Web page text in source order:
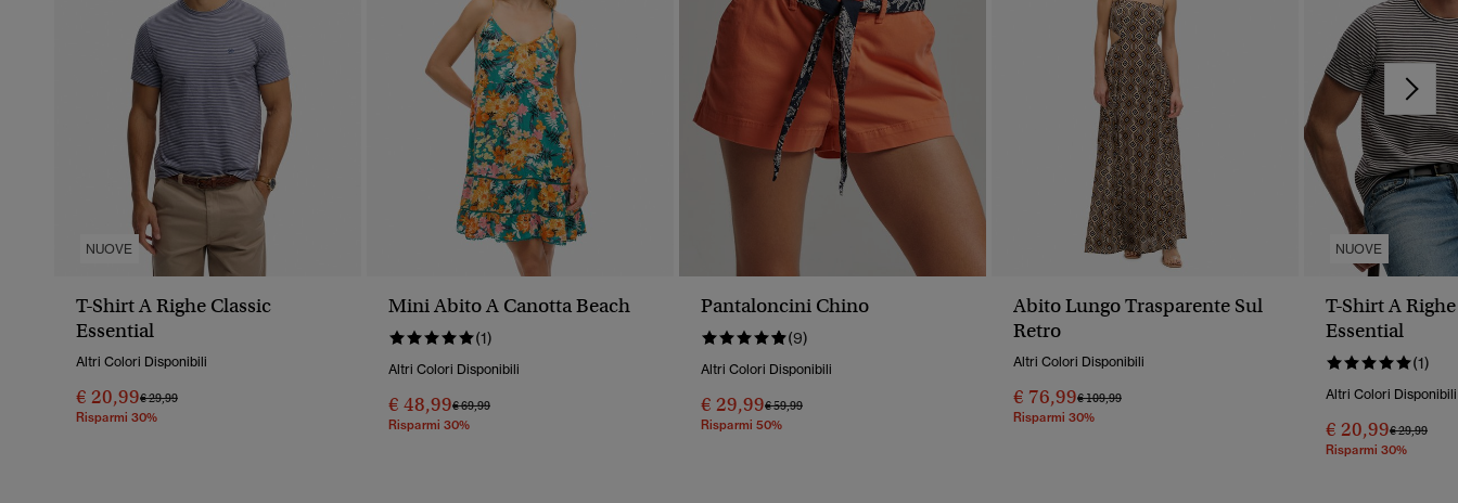
NUOVE
T-Shirt A Righe Classic
Essential
Altri Colori Disponibili
€ 20,99Prezzo Ridotto Da
€ 29,99A
Risparmi 30%
Mini Abito A Canotta Beach
(1)
Altri Colori Disponibili
€ 48,99Prezzo Ridotto Da
€ 69,99A
Risparmi 30%
Pantaloncini Chino
(9)
Altri Colori Disponibili
€ 29,99Prezzo Ridotto Da
€ 59,99A
Risparmi 50%
Abito Lungo Trasparente Sul
Retro
Altri Colori Disponibili
€ 76,99Prezzo Ridotto Da
€ 109,99A
Risparmi 30%
NUOVE
T-Shirt A
Essential
(1)
Altri Colori Disponibili
€ 20,99Prezzo
€ 29,99A
Risparmi 30%